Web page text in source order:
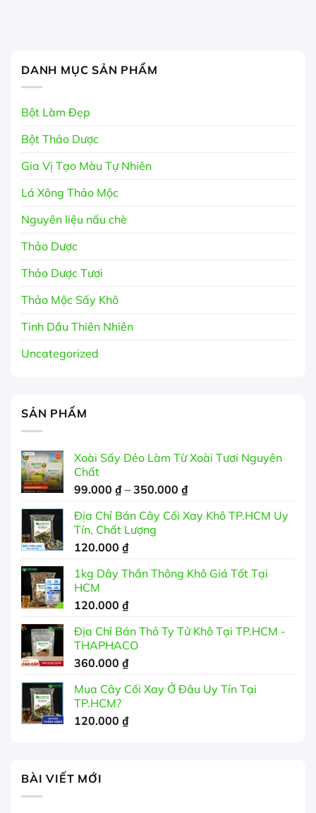
DANH MỤC SẢN PHẨM
Bột Làm Đẹp
Bột Thảo Dược
Gia Vị Tạo Màu Tự Nhiên
Lá Xông Thảo Mộc
Nguyên liệu nấu chè
Thảo Dược
Thảo Dược Tươi
Thảo Mộc Sấy Khô
Tinh Dầu Thiên Nhiên
Uncategorized
SẢN PHẨM
Xoài Sấy Dẻo Làm Từ Xoài Tươi Nguyên
Chất
99.000 ₫ – 350.000 ₫Khoảng
từ
Địa Chỉ Bán Cây Cối Xay Khô TP.HCM Uy
Tín, Chất Lượng
120.000 ₫
1kg Dây Thần Thông Khô Giá Tốt Tại
HCM
120.000 ₫
Địa Chỉ Bán Thỏ Ty Tử Khô Tại TP.HCM -
THAPHACO
360.000 ₫
Mua Cây Cối Xay Ở Đâu Uy Tín Tại
TP.HCM?
120.000 ₫
BÀI VIẾT MỚI